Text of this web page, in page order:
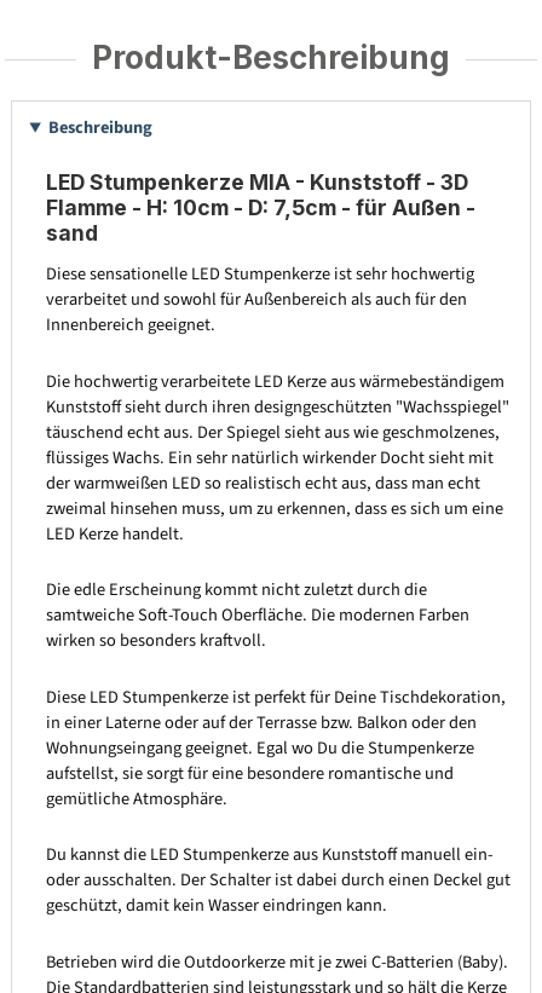
Produkt-Beschreibung
Beschreibung
LED Stumpenkerze MIA - Kunststoff - 3D
Flamme - H: 10cm - D: 7,5cm - für Außen -
sand
Diese sensationelle LED Stumpenkerze ist sehr hochwertig
verarbeitet und sowohl für Außenbereich als auch für den
Innenbereich geeignet.
Die hochwertig verarbeitete LED Kerze aus wärmebeständigem
Kunststoff sieht durch ihren designgeschützten "Wachsspiegel"
täuschend echt aus. Der Spiegel sieht aus wie geschmolzenes,
flüssiges Wachs. Ein sehr natürlich wirkender Docht sieht mit
der warmweißen LED so realistisch echt aus, dass man echt
zweimal hinsehen muss, um zu erkennen, dass es sich um eine
LED Kerze handelt.
Die edle Erscheinung kommt nicht zuletzt durch die
samtweiche Soft-Touch Oberfläche. Die modernen Farben
wirken so besonders kraftvoll.
Diese LED Stumpenkerze ist perfekt für Deine Tischdekoration,
in einer Laterne oder auf der Terrasse bzw. Balkon oder den
Wohnungseingang geeignet. Egal wo Du die Stumpenkerze
aufstellst, sie sorgt für eine besondere romantische und
gemütliche Atmosphäre.
Du kannst die LED Stumpenkerze aus Kunststoff manuell ein-
oder ausschalten. Der Schalter ist dabei durch einen Deckel gut
geschützt, damit kein Wasser eindringen kann.
Betrieben wird die Outdoorkerze mit je zwei C-Batterien (Baby).
Die Standardbatterien sind leistungsstark und so hält die Kerze